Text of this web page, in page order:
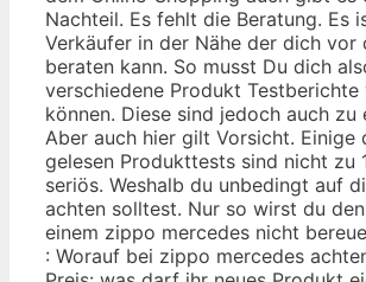
Nachteil. Es fehlt die Beratung. Es
Verkäufer in der Nähe der dich vor
beraten kann. So musst Du dich
verschiedene Produkt Testberichte
können. Diese sind jedoch auch zu
Aber auch hier gilt Vorsicht. Einige
gelesen Produkttests sind nicht zu
seriös. Weshalb du unbedingt auf
achten solltest. Nur so wirst du
einem zippo mercedes nicht
: Worauf bei zippo mercedes